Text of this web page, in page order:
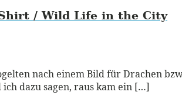
/ Wild Life in the City
nach einem Bild für Drachen
ich dazu sagen, raus kam ein […]